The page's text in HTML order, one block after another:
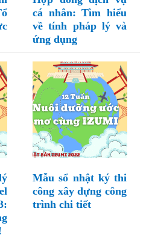
cá nhân: Tìm hiểu
về tính pháp lý và
ứng dụng
Mẫu sổ nhật ký thi
công xây dựng công
trình chi tiết